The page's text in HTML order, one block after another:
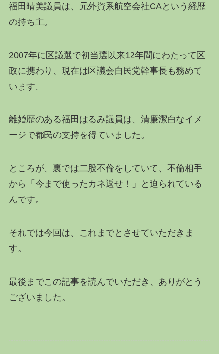
福田晴美議員は、元外資系航空会社CAという経歴
の持ち主。
2007年に区議選で初当選以来12年間にわたって区
政に携わり、現在は区議会自民党幹事長も務めて
います。
離婚歴のある福田はるみ議員は、清廉潔白なイメ
ージで都民の支持を得ていました。
ところが、裏では二股不倫をしていて、不倫相手
から「今まで使ったカネ返せ！」と迫られている
んです。
それでは今回は、これまでとさせていただきま
す。
最後までこの記事を読んでいただき、ありがとう
ございました。